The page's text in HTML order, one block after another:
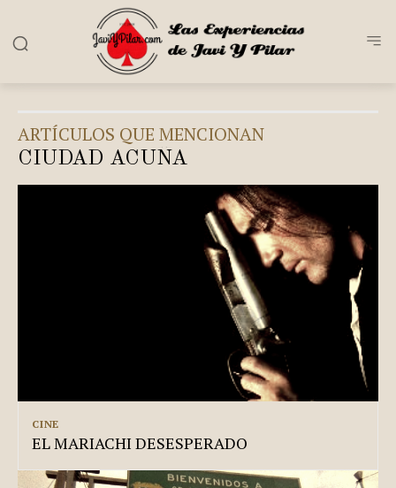
ARTÍCULOS QUE MENCIONAN
CIUDAD ACUÑA
CINE
EL MARIACHI DESESPERADO